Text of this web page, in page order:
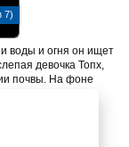
7)
воды и огня он ищет
девочка Топх,
почвы. На фоне
готовит
верности своим